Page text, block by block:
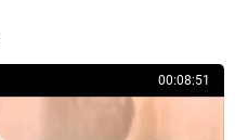
00:08:51